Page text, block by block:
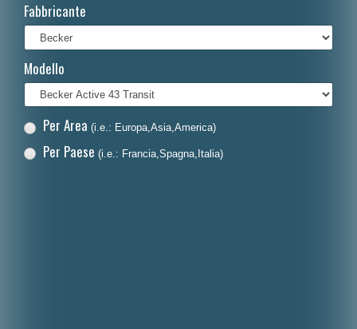
Deutsch
Polski
Dansk
Fabbricante
Modello
Per Area (i.e.: Europa,Asia,America)
Per Paese (i.e.: Francia,Spagna,Italia)